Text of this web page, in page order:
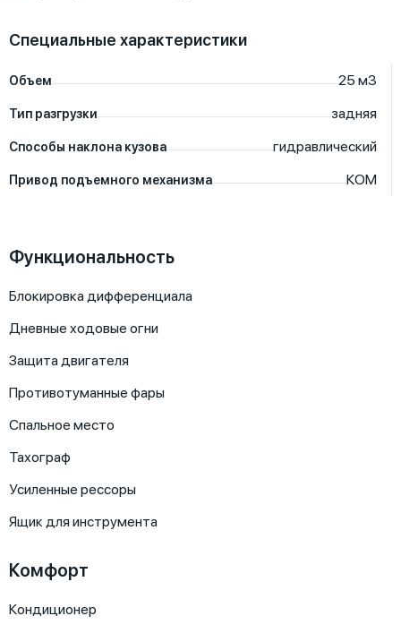
Специальные характеристики
Объем 25 м3
Тип разгрузки задняя
Способы наклона кузова гидравлический
Привод подъемного механизма КОМ
Функциональность
Блокировка дифференциала
Дневные ходовые огни
Защита двигателя
Противотуманные фары
Спальное место
Тахограф
Усиленные рессоры
Ящик для инструмента
Комфорт
Кондиционер